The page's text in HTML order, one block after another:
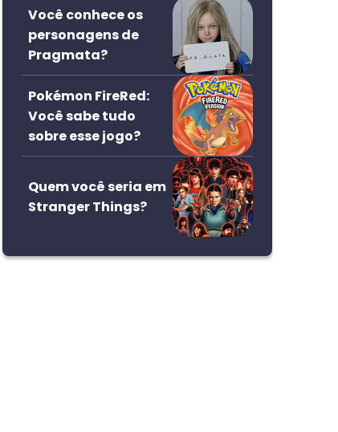
Você conhece os
personagens de
Pragmata?
Pokémon FireRed:
Você sabe tudo
sobre esse jogo?
Quem você seria em
Stranger Things?